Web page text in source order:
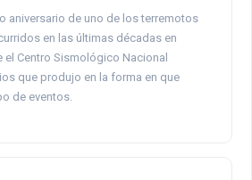
aniversario de uno de los terremotos
en las últimas décadas en
el Centro Sismológico Nacional
que produjo en la forma en que
de eventos.